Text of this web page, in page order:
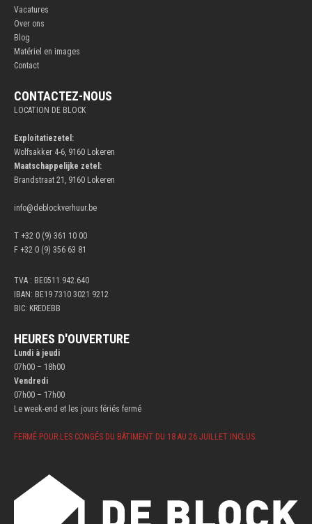
Vacatures
Over ons
Blog
Matériel en images
Contact
CONTACTEZ-NOUS
LOCATION DE BLOCK
Exploitatiezetel:
Wolfsakker 4-6, 9160 Lokeren
Maatschappelijke zetel:
Brandstraat 21, 9160 Lokeren
info@deblockverhuur.be
T +32 0 (9) 361 10 00
F +32 0 (9) 356 63 81
TVA : BE0511.942.640
IBAN: BE19 7310 3021 9212
BIC: KREDEBB
HEURES D'OUVERTURE
Lundi à jeudi
07h00 – 18h00
Vendredi
07h00 – 17h00
Le week-end et les jours fériés fermé
FERMÉ POUR LES CONGÉS DU BÂTIMENT DU 18 AU 26 JUILLET INCLUS.